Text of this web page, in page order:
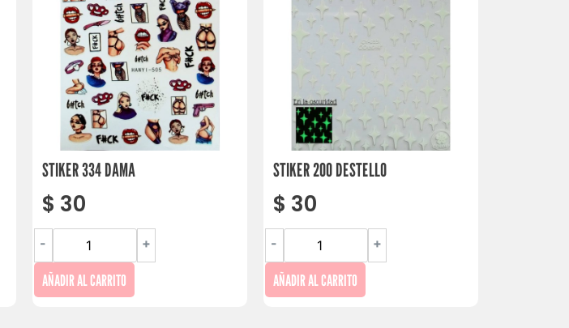
STIKER 334 DAMA
$ 30
- +
AÑADIR AL CARRITO
STIKER 200 DESTELLO
$ 30
- +
AÑADIR AL CARRITO